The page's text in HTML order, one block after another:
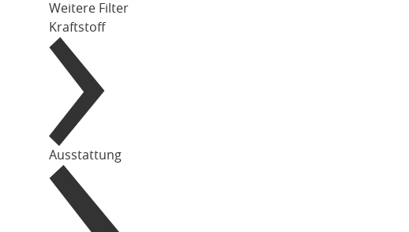
Weitere Filter
Kraftstoff
Ausstattung